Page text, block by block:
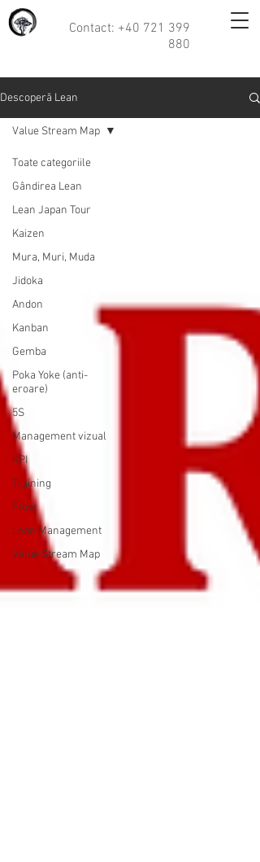
Contact: +40 721 399
880
Descoperă Lean
Toate categoriile
Gândirea Lean
Lean Japan Tour
Kaizen
Mura, Muri, Muda
Jidoka
Andon
Kanban
Gemba
Poka Yoke (anti-
eroare)
5S
Management vizual
KPI
Training
Flow
Lean Management
Value Stream Map
Value Stream Map